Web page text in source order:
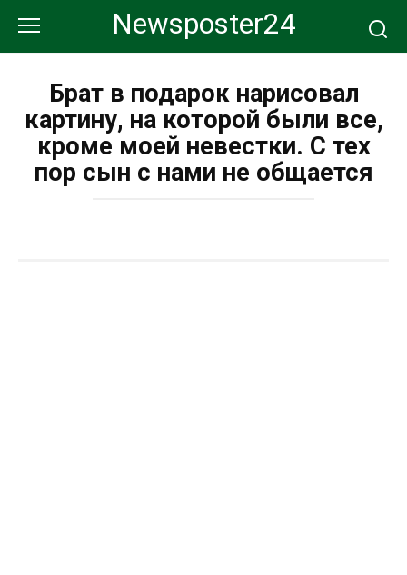
контенту
Newsposter24
Брат в подарок нарисовал
картину, на которой были все,
кроме моей невестки. С тех
пор сын с нами не общается